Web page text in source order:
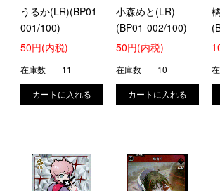
うるか(LR)(BP01-
001/100)
50円(内税)
在庫数 11
小森めと(LR)
(BP01-002/100)
50円(内税)
在庫数 10